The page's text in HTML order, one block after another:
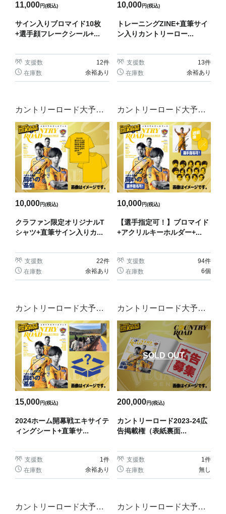
11,000円(税込)
サイン入りブロマイド10枚
+選手顔フレークシール+...
支援数 12件
在庫数
余裕あり
10,000円(税込)
トレーニングZINE+直筆サイ
ン入りカントリーロー...
支援数 13件
在庫数
余裕あり
カントリーロード大予約
会
10,000円(税込)
クラファン限定オリジナルT
シャツ+直筆サイン入りカ...
支援数 22件
在庫数
余裕あり
カントリーロード大予約
会
10,000円(税込)
【選手指定可！】ブロマイド
+アクリルキーホルダー+...
支援数 94件
在庫数
6個
カントリーロード大予約
会
15,000円(税込)
2024ホーム開幕戦エキサイテ
ィングシート+直筆サ...
支援数 1件
在庫数
余裕あり
カントリーロード大予約
会
SOLD OUT
200,000円(税込)
カントリーロード2023-24広
告掲載権（表紙裏面...
支援数 1件
在庫数
無し
カントリーロード大予約
カントリーロード大予約